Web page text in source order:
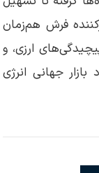
فرش هم‌زمان
ارزی، و
جهانی انرژی